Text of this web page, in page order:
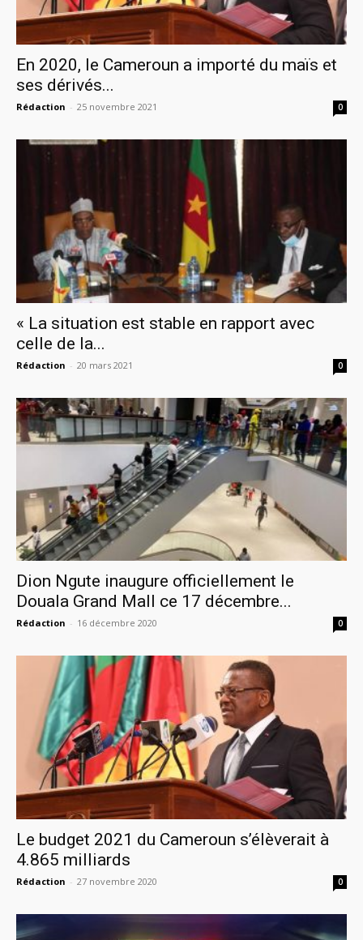
En 2020, le Cameroun a importé du maïs et
ses dérivés...
Rédaction - 25 novembre 2021 0
« La situation est stable en rapport avec
celle de la...
Rédaction - 20 mars 2021 0
Dion Ngute inaugure officiellement le
Douala Grand Mall ce 17 décembre...
Rédaction - 16 décembre 2020 0
Le budget 2021 du Cameroun s’élèverait à
4.865 milliards
Rédaction - 27 novembre 2020 0